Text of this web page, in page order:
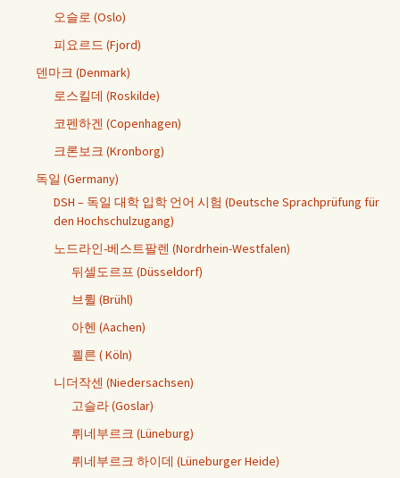
오슬로 (Oslo)
피요르드 (Fjord)
덴마크 (Denmark)
로스킬데 (Roskilde)
코펜하겐 (Copenhagen)
크론보크 (Kronborg)
독일 (Germany)
DSH – 독일 대학 입학 언어 시험 (Deutsche Sprachprüfung für
den Hochschulzugang)
노드라인-베스트팔렌 (Nordrhein-Westfalen)
뒤셀도르프 (Düsseldorf)
브륄 (Brühl)
아헨 (Aachen)
쾰른 ( Köln)
니더작센 (Niedersachsen)
고슬라 (Goslar)
뤼네부르크 (Lüneburg)
뤼네부르크 하이데 (Lüneburger Heide)